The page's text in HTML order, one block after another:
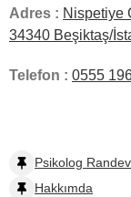
Adres : Nispetiye
34340 Beşiktaş/
Telefon : 0555
Psikolog
Hakkımda